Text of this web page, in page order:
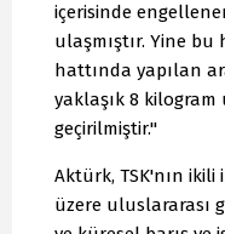
içerisinde
ulaşmıştır. Yine
hattında yapılan
yaklaşık 8
geçirilmiştir."
Aktürk, TSK'nın ikili
üzere uluslararası